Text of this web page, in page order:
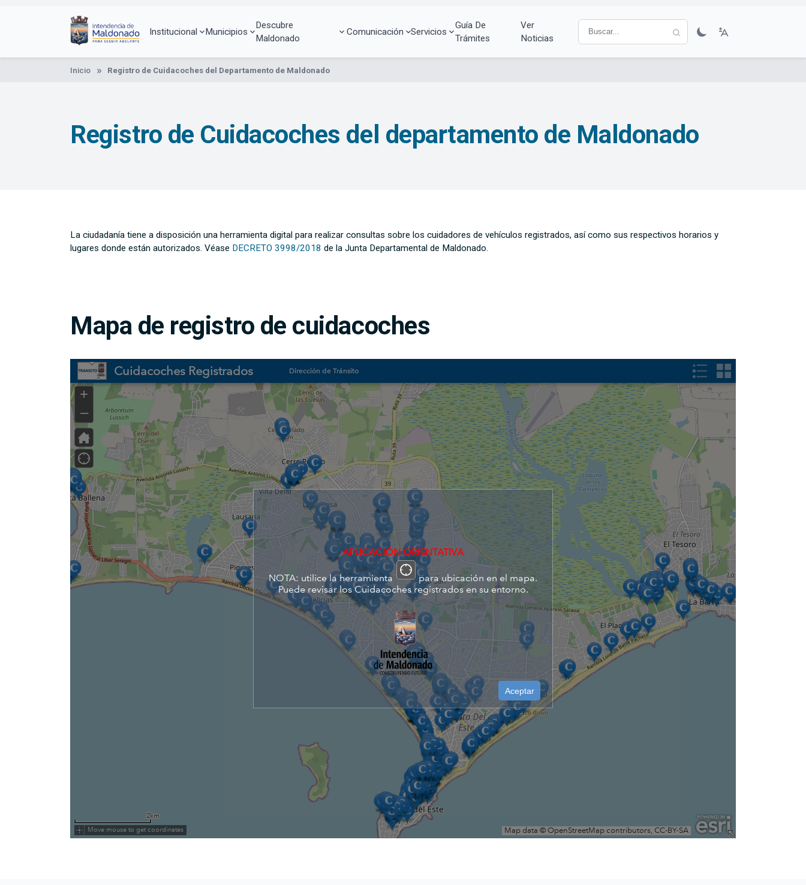
Institucional Municipios
Descubre
Maldonado
Comunicación Servicios
Guía De
Trámites
Ver
Noticias
Inicio Registro de Cuidacoches del Departamento de Maldonado
Registro de Cuidacoches del departamento de Maldonado
La ciudadanía tiene a disposición una herramienta digital para realizar consultas sobre los cuidadores de vehículos registrados, así como sus respectivos horarios y
lugares donde están autorizados. Véase DECRETO 3998/2018 de la Junta Departamental de Maldonado.
Mapa de registro de cuidacoches